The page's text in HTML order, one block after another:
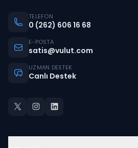
TELEFON
0 (262) 606 16 68
E-POSTA
satis@vulut.com
UZMAN DESTEK
Canlı Destek